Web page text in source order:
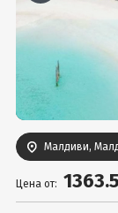
Услуги
Вход
Малдиви,
Цена от: 1363